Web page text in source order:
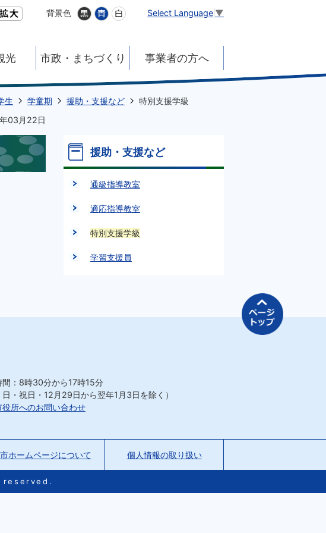
背景色 Select Language ▼
光 市政・まちづくり 事業者の方へ
生 学童期 援助・支援など
特別支援学級
03月22日
援助・支援など
通級指導教室
適応指導教室
特別支援学級
学習支援員
間：8時30分から17時15分
日・祝日・12月29日から翌年1月3日を除く）
役所へのお問い合わせ
市ホームページについて 個人情報の取り扱い